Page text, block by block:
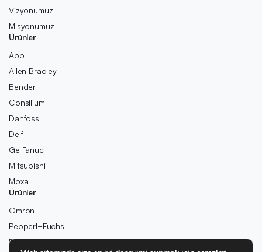
Vizyonumuz
Misyonumuz
Ürünler
Abb
Allen Bradley
Bender
Consilium
Danfoss
Deif
Ge Fanuc
Mitsubishi
Moxa
Ürünler
Omron
Pepperl+Fuchs
Pilz